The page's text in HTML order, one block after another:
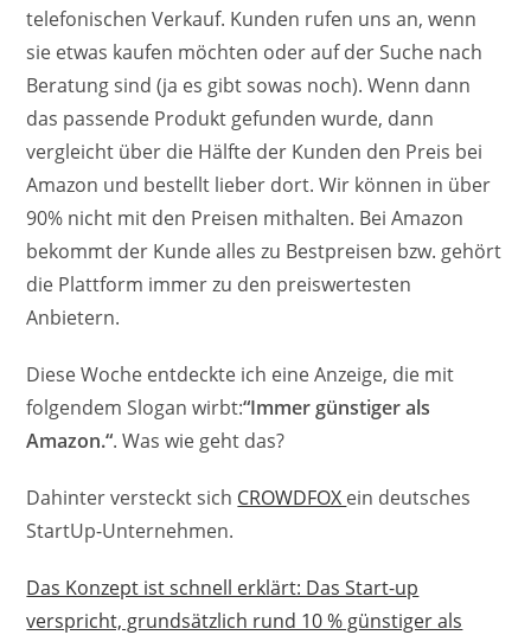
telefonischen Verkauf. Kunden rufen uns an, wenn
sie etwas kaufen möchten oder auf der Suche nach
Beratung sind (ja es gibt sowas noch). Wenn dann
das passende Produkt gefunden wurde, dann
vergleicht über die Hälfte der Kunden den Preis bei
Amazon und bestellt lieber dort. Wir können in über
90% nicht mit den Preisen mithalten. Bei Amazon
bekommt der Kunde alles zu Bestpreisen bzw. gehört
die Plattform immer zu den preiswertesten
Anbietern.
Diese Woche entdeckte ich eine Anzeige, die mit
folgendem Slogan wirbt:“Immer günstiger als
Amazon.“. Was wie geht das?
Dahinter versteckt sich CROWDFOX ein deutsches
StartUp-Unternehmen.
Das Konzept ist schnell erklärt: Das Start-up
verspricht, grundsätzlich rund 10 % günstiger als